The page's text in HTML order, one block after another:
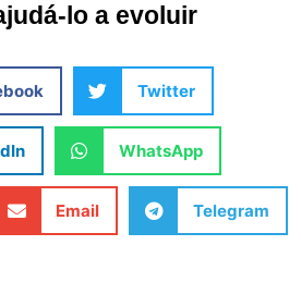
lo a evoluir
Twitter
WhatsApp
Email Telegram